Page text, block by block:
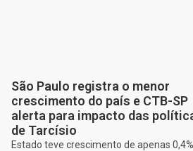
São Paulo registra o menor
crescimento do país e CTB-SP
alerta para impacto das
de Tarcísio
Estado teve crescimento de apenas 0,4%